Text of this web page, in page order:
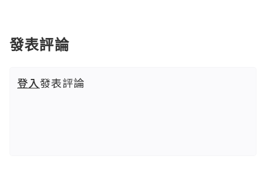
發表評論
登入發表評論